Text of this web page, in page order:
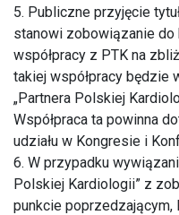
5. Publiczne przyjęcie
stanowi zobowiązanie do
współpracy z PTK na
takiej współpracy będzie
„Partnera Polskiej
Współpraca ta powinna
udziału w Kongresie i
6. W przypadku
Polskiej Kardiologii” z
punkcie poprzedzającym,